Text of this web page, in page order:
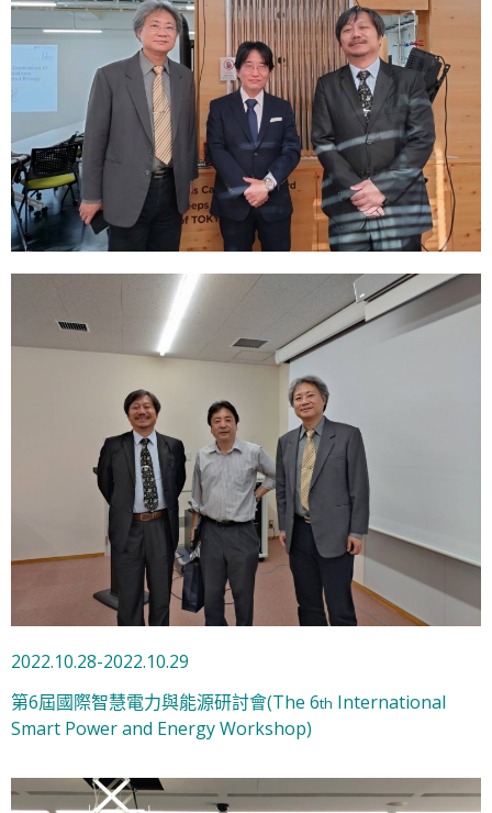
2022.10.28-2022.10.29
第6屆國際智慧電力與能源研討會(The 6th International
Smart Power and Energy Workshop)